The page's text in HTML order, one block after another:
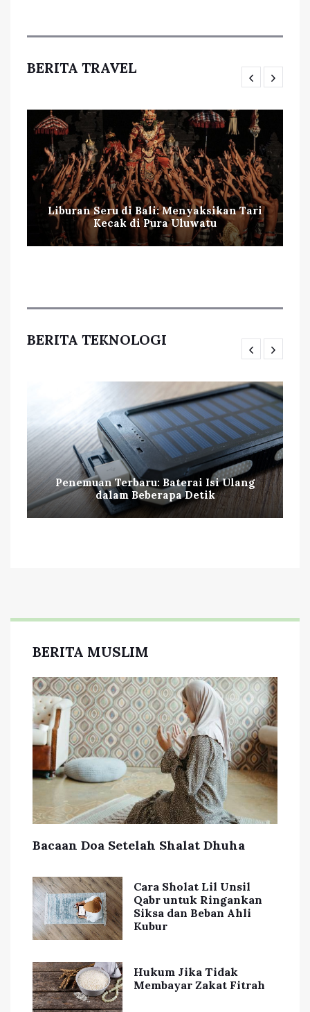
BERITA TRAVEL
Liburan Seru di Bali: Menyaksikan Tari
Kecak di Pura Uluwatu
BERITA TEKNOLOGI
Penemuan Terbaru: Baterai Isi Ulang
dalam Beberapa Detik
BERITA MUSLIM
Bacaan Doa Setelah Shalat Dhuha
Cara Sholat Lil Unsil
Qabr untuk Ringankan
Siksa dan Beban Ahli
Kubur
Hukum Jika Tidak
Membayar Zakat Fitrah